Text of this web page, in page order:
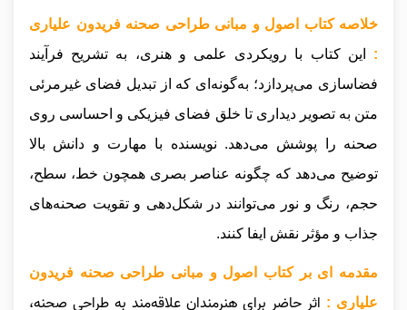
خلاصه کتاب اصول و مبانی طراحی صحنه فریدون علیاری
: این کتاب با رویکردی علمی و هنری، به تشریح فرآیند
فضاسازی می‌پردازد؛ به‌گونه‌ای که از تبدیل فضای غیرمرئی
متن به تصویر دیداری تا خلق فضای فیزیکی و احساسی روی
صحنه را پوشش می‌دهد. نویسنده با مهارت و دانش بالا
توضیح می‌دهد که چگونه عناصر بصری همچون خط، سطح،
حجم، رنگ و نور می‌توانند در شکل‌دهی و تقویت صحنه‌های
جذاب و مؤثر نقش ایفا کنند.
مقدمه ای بر کتاب اصول و مبانی طراحی صحنه فریدون
علیاری : اثر حاضر برای هنرمندان علاقه‌مند به طراحی صحنه،